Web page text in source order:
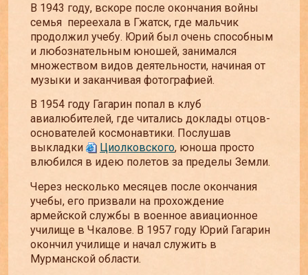
В 1943 году, вскоре после окончания войны
семья переехала в Гжатск, где мальчик
продолжил учебу. Юрий был очень способным
и любознательным юношей, занимался
множеством видов деятельности, начиная от
музыки и заканчивая фотографией.
В 1954 году Гагарин попал в клуб
авиалюбителей, где читались доклады отцов-
основателей космонавтики. Послушав
выкладки
Циолковского, юноша просто
влюбился в идею полетов за пределы Земли.
Через несколько месяцев после окончания
учебы, его призвали на прохождение
армейской службы в военное авиационное
училище в Чкалове. В 1957 году Юрий Гагарин
окончил училище и начал служить в
Мурманской области.